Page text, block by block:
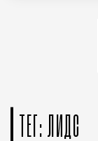
ТЕГ: ЛИДС